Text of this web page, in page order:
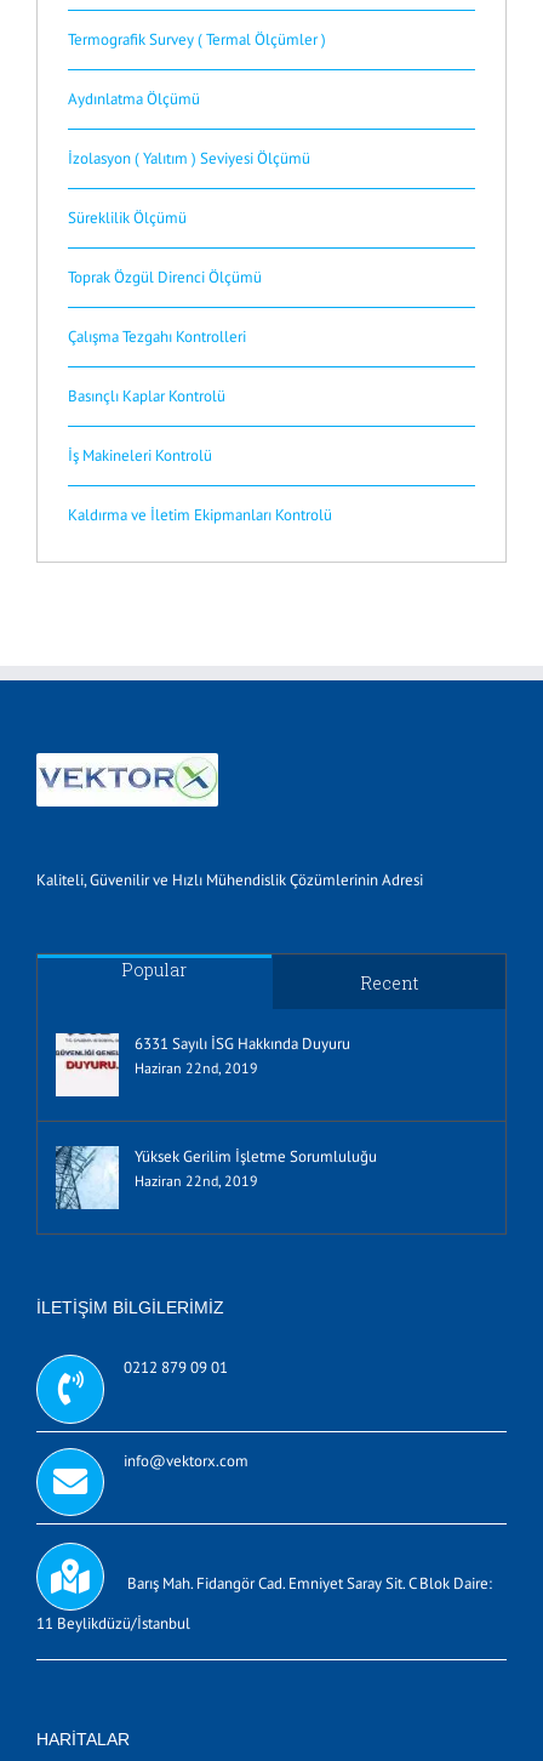
Termografik Survey ( Termal Ölçümler )
Aydınlatma Ölçümü
İzolasyon ( Yalıtım ) Seviyesi Ölçümü
Süreklilik Ölçümü
Toprak Özgül Direnci Ölçümü
Çalışma Tezgahı Kontrolleri
Basınçlı Kaplar Kontrolü
İş Makineleri Kontrolü
Kaldırma ve İletim Ekipmanları Kontrolü
Kaliteli, Güvenilir ve Hızlı Mühendislik Çözümlerinin Adresi
Popular
Recent
6331 Sayılı İSG Hakkında Duyuru
Haziran 22nd, 2019
Yüksek Gerilim İşletme Sorumluluğu
Haziran 22nd, 2019
İLETIŞIM BILGILERIMIZ
0212 879 09 01
info@vektorx.com
Barış Mah. Fidangör Cad. Emniyet Saray Sit. C Blok Daire:
11 Beylikdüzü/İstanbul
HARITALAR